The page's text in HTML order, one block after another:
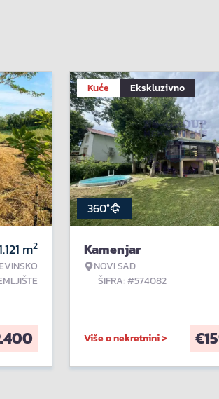
m2
Kuće Ekskluzivno
360°
Kamenjar
NOVI SAD
ŠIFRA: #574082
Više o nekretnini > €